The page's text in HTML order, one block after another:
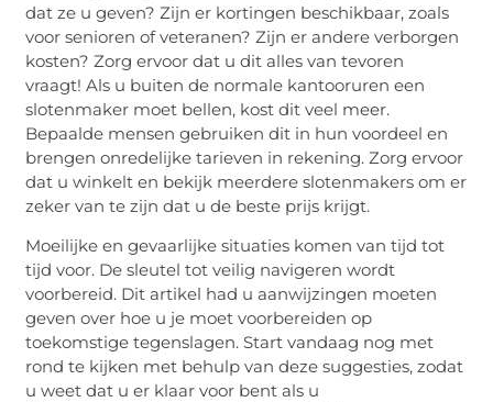
dat ze u geven? Zijn er kortingen beschikbaar, zoals
voor senioren of veteranen? Zijn er andere verborgen
kosten? Zorg ervoor dat u dit alles van tevoren
vraagt! Als u buiten de normale kantooruren een
slotenmaker moet bellen, kost dit veel meer.
Bepaalde mensen gebruiken dit in hun voordeel en
brengen onredelijke tarieven in rekening. Zorg ervoor
dat u winkelt en bekijk meerdere slotenmakers om er
zeker van te zijn dat u de beste prijs krijgt.
Moeilijke en gevaarlijke situaties komen van tijd tot
tijd voor. De sleutel tot veilig navigeren wordt
voorbereid. Dit artikel had u aanwijzingen moeten
geven over hoe u je moet voorbereiden op
toekomstige tegenslagen. Start vandaag nog met
rond te kijken met behulp van deze suggesties, zodat
u weet dat u er klaar voor bent als u